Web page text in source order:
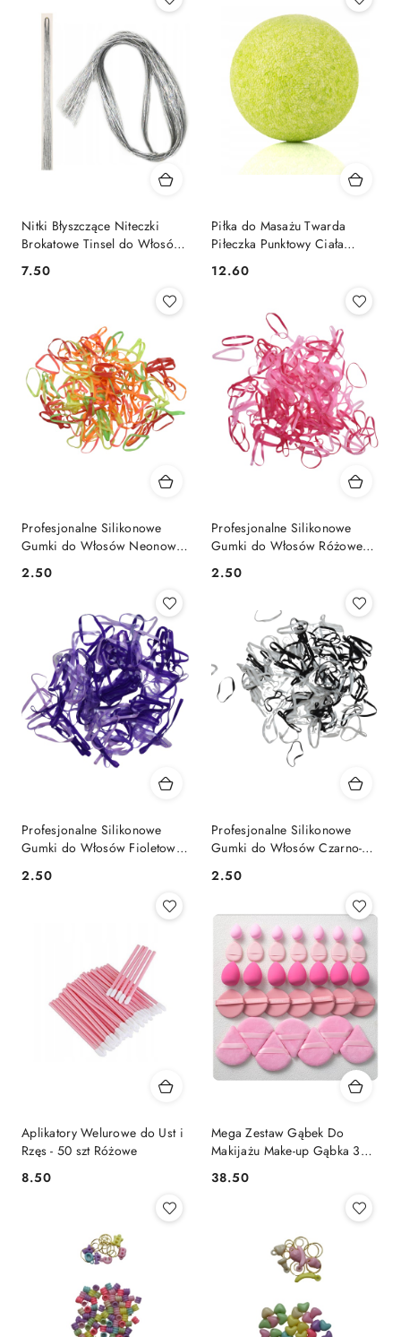
Nitki Błyszczące Niteczki
Brokatowe Tinsel do Włosów
Cena:
7.50
Piłka do Masażu Twarda
Piłeczka Punktowy Ciała
Cena:
12.60
Profesjonalne Silikonowe
Gumki do Włosów Neonowe
Recepturki - 160 szt
Cena:
2.50
Profesjonalne Silikonowe
Gumki do Włosów Różowe
Recepturki - 160 szt
Cena:
2.50
Profesjonalne Silikonowe
Gumki do Włosów Fioletowe
Cena:
2.50
Profesjonalne Silikonowe
Gumki do Włosów Czarno-
Cena:
2.50
Aplikatory Welurowe do Ust i
Rzęs - 50 szt Różowe
Cena:
8.50
Mega Zestaw Gąbek Do
Makijażu Make-up Gąbka 35
Cena:
38.50